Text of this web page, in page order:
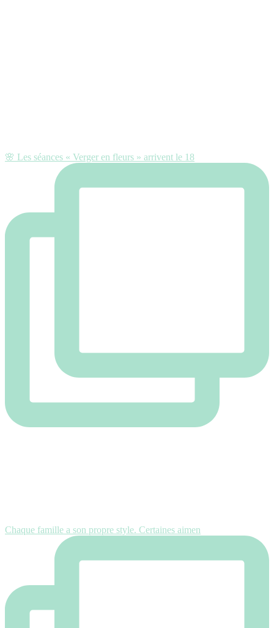
🌸 Les séances « Verger en fleurs » arrivent le 18
Chaque famille a son propre style. Certaines aimen